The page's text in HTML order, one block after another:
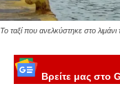
Το ταξί που ανελκύστηκε στο λιμάνι
Βρείτε μας στο